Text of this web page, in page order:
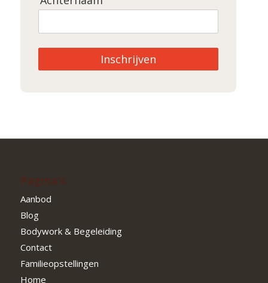
Inschrijven
Pagina’s
Aanbod
Blog
Bodywork & Begeleiding
Contact
Familieopstellingen
Home